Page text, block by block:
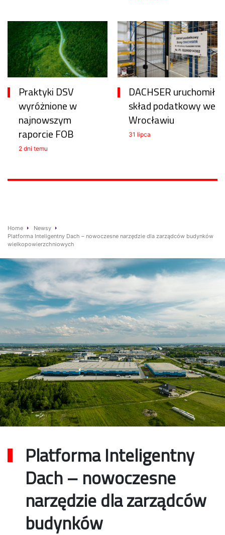
Praktyki DSV
wyróżnione w
najnowszym
raporcie FOB
2 dni temu
DACHSER uruchomił
skład podatkowy we
Wrocławiu
31 lipca
Home
Newsy
Platforma Inteligentny Dach – nowoczesne narzędzie dla zarządców budynków
wielkopowierzchniowych
Platforma Inteligentny
Dach – nowoczesne
narzędzie dla zarządców
budynków